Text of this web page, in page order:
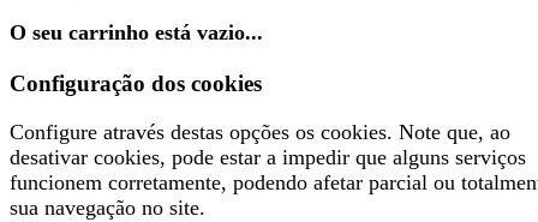
O seu carrinho está vazio...
Configuração dos cookies
Configure através destas opções os cookies. Note que, ao
desativar cookies, pode estar a impedir que alguns serviços
funcionem corretamente, podendo afetar parcial ou
sua navegação no site.